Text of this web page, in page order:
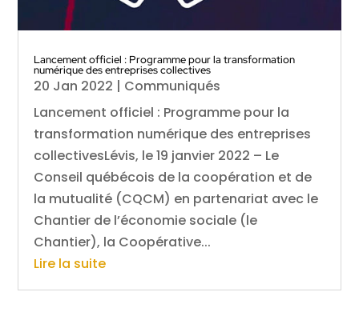
Lancement officiel : Programme pour la transformation
numérique des entreprises collectives
20 Jan 2022 | Communiqués
Lancement officiel : Programme pour la
transformation numérique des entreprises
collectivesLévis, le 19 janvier 2022 – Le
Conseil québécois de la coopération et de
la mutualité (CQCM) en partenariat avec le
Chantier de l’économie sociale (le
Chantier), la Coopérative...
Lire la suite